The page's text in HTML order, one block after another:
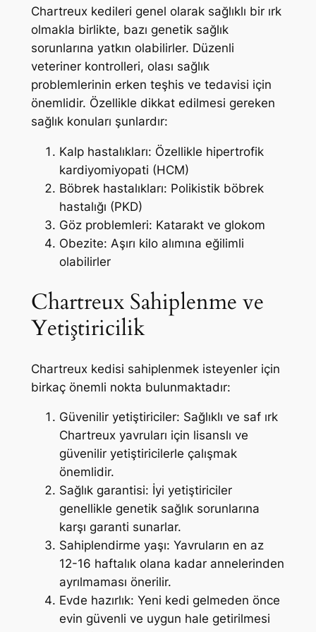
Chartreux kedileri genel olarak sağlıklı bir ırk
olmakla birlikte, bazı genetik sağlık
sorunlarına yatkın olabilirler. Düzenli
veteriner kontrolleri, olası sağlık
problemlerinin erken teşhis ve tedavisi için
önemlidir. Özellikle dikkat edilmesi gereken
sağlık konuları şunlardır:
Kalp hastalıkları: Özellikle hipertrofik
kardiyomiyopati (HCM)
Böbrek hastalıkları: Polikistik böbrek
hastalığı (PKD)
Göz problemleri: Katarakt ve glokom
Obezite: Aşırı kilo alımına eğilimli
olabilirler
Chartreux Sahiplenme ve
Yetiştiricilik
Chartreux kedisi sahiplenmek isteyenler için
birkaç önemli nokta bulunmaktadır:
Güvenilir yetiştiriciler: Sağlıklı ve saf ırk
Chartreux yavruları için lisanslı ve
güvenilir yetiştiricilerle çalışmak
önemlidir.
Sağlık garantisi: İyi yetiştiriciler
genellikle genetik sağlık sorunlarına
karşı garanti sunarlar.
Sahiplendirme yaşı: Yavruların en az
12-16 haftalık olana kadar annelerinden
ayrılmaması önerilir.
Evde hazırlık: Yeni kedi gelmeden önce
evin güvenli ve uygun hale getirilmesi